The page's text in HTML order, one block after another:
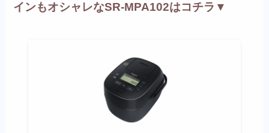
インもオシャレなSR-MPA102はコチラ▼